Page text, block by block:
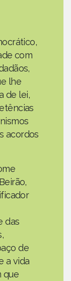
com
lhe
de lei,
acordos
das
de
a vida
que